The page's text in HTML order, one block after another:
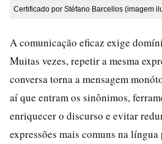
Certificado por Stéfano Barcellos (imagem
A comunicação eficaz exige
Muitas vezes, repetir a mesma
conversa torna a mensagem
aí que entram os sinônimos,
enriquecer o discurso e evitar
expressões mais comuns na